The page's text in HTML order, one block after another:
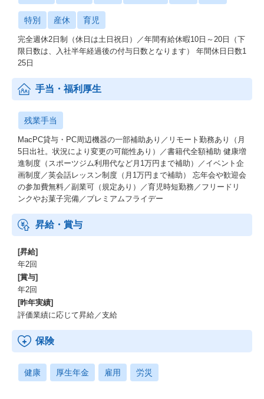
特別 産休 育児
完全週休2日制（休日は土日祝日）／年間有給休暇10日～20日（下
限日数は、入社半年経過後の付与日数となります） 年間休日日数1
25日
手当・福利厚生
残業手当
MacPC貸与・PC周辺機器の一部補助あり／リモート勤務あり（月
5日出社。状況により変更の可能性あり）／書籍代全額補助 健康増
進制度（スポーツジム利用代など月1万円まで補助）／イベント企
画制度／英会話レッスン制度（月1万円まで補助） 忘年会や歓迎会
の参加費無料／副業可（規定あり）／育児時短勤務／フリードリ
ンクやお菓子完備／プレミアムフライデー
昇給・賞与
[昇給]
年2回
[賞与]
年2回
[昨年実績]
評価業績に応じて昇給／支給
保険
健康 厚生年金 雇用 労災